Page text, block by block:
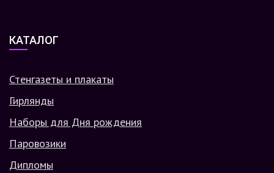
КАТАЛОГ
Стенгазеты и плакаты
Гирлянды
Наборы для Дня рождения
Паровозики
Дипломы